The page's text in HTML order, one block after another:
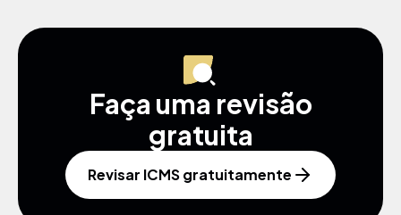
Faça uma revisão
gratuita
Revisar ICMS gratuitamente